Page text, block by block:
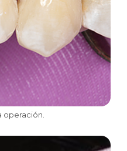
operación.